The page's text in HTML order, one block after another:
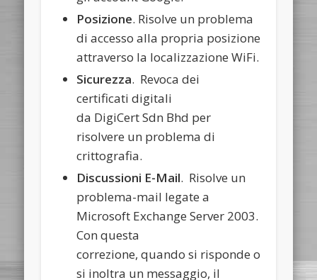
Posizione. Risolve un problema
di accesso alla propria posizione
attraverso la localizzazione WiFi.
Sicurezza. Revoca dei
certificati digitali
da DigiCert Sdn Bhd per
risolvere un problema di
crittografia.
Discussioni E-Mail. Risolve un
problema-mail legate a
Microsoft Exchange Server 2003.
Con questa
correzione, quando si risponde o
si inoltra un messaggio, il